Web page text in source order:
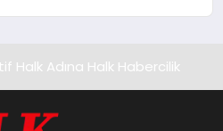
Halk Adına Halk Habercilik